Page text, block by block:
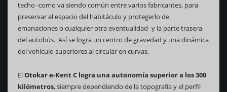
techo -como va siendo común entre varios fabricantes, para
preservar el espacio del habitáculo y protegerlo de
emanaciones o cualquier otra eventualidad- y la parte trasera
del autobús. Así se logra un centro de gravedad y una dinámica
del vehículo superiores al circular en curvas.
ElOtokar e-Kent C logra una autonomía superior a los 300
kilómetros, siempre dependiendo de la topografía y el perfil